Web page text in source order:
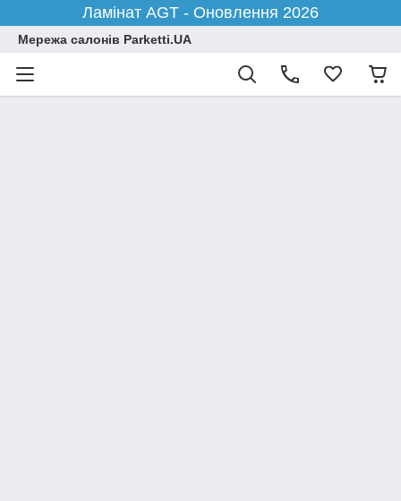
Ламінат AGT - Оновлення 2026
Мережа салонів Parketti.UA